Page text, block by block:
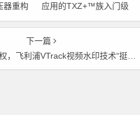
器重构
应用的TXZ+™族入门级
M4V组（搭载Arm
Cortex‑M4内核的标准微控
制器）工程样品
下一篇
飞利浦VTrack视频水印技术“挺身相助”